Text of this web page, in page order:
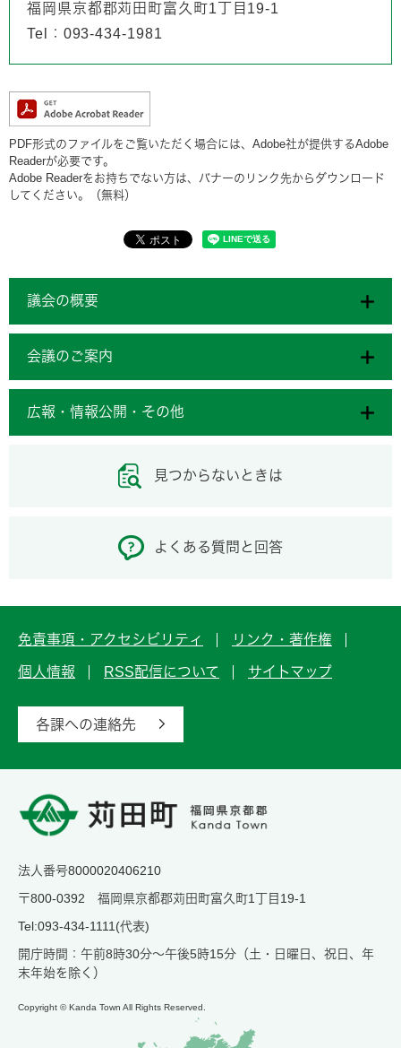
福岡県京都郡苅田町富久町1丁目19-1
Tel：093-434-1981
PDF形式のファイルをご覧いただく場合には、Adobe社が提供するAdobe
Readerが必要です。
Adobe Readerをお持ちでない方は、バナーのリンク先からダウンロード
してください。（無料）
議会の概要
会議のご案内
広報・情報公開・その他
見つからないときは
よくある質問と回答
免責事項・アクセシビリティ リンク・著作権
個人情報 RSS配信について サイトマップ
各課への連絡先
法人番号8000020406210
〒800-0392 福岡県京都郡苅田町富久町1丁目19-1
Tel:093-434-1111(代表)
開庁時間：午前8時30分～午後5時15分（土・日曜日、祝日、年
末年始を除く）
Copyright © Kanda Town All Rights Reserved.